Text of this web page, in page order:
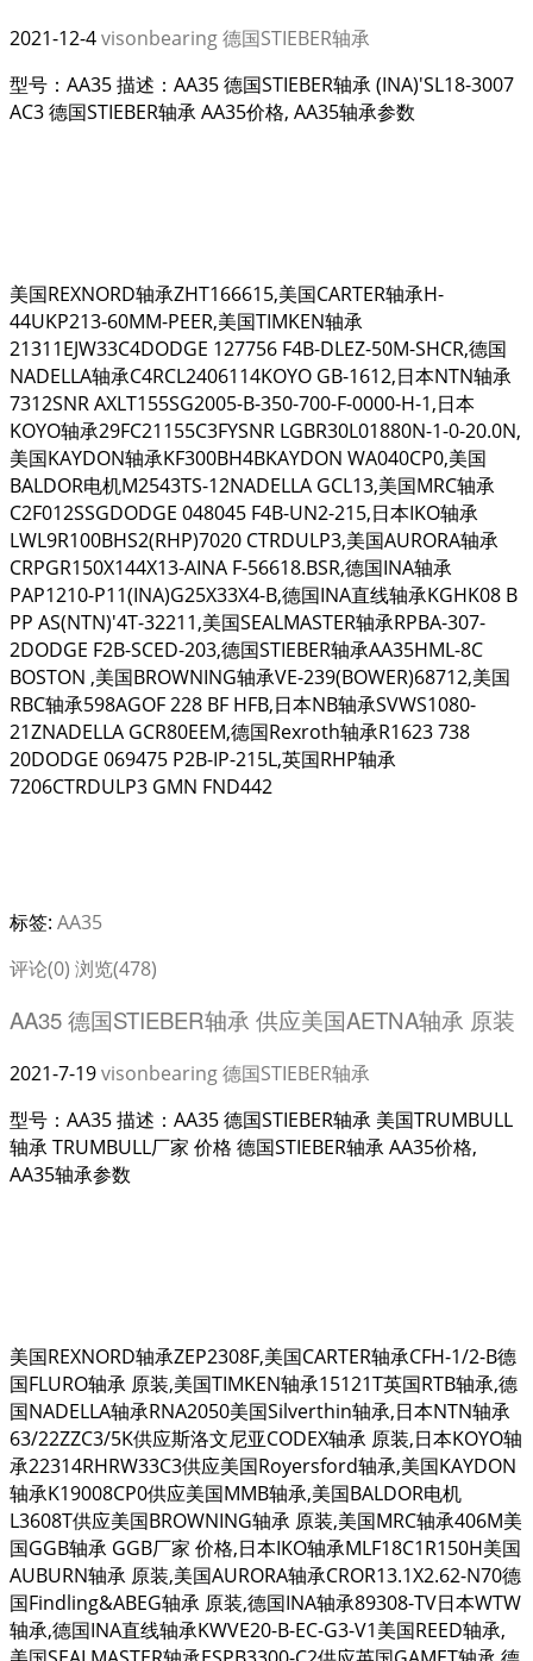
2021-12-4visonbearing德国STIEBER轴承
型号：AA35 描述：AA35 德国STIEBER轴承 (INA)'SL18-3007
AC3 德国STIEBER轴承 AA35价格, AA35轴承参数
美国REXNORD轴承ZHT166615,美国CARTER轴承H-
44UKP213-60MM-PEER,美国TIMKEN轴承
21311EJW33C4DODGE 127756 F4B-DLEZ-50M-SHCR,德国
NADELLA轴承C4RCL2406114KOYO GB-1612,日本NTN轴承
7312SNR AXLT155SG2005-B-350-700-F-0000-H-1,日本
KOYO轴承29FC21155C3FYSNR LGBR30L01880N-1-0-20.0N,
美国KAYDON轴承KF300BH4BKAYDON WA040CP0,美国
BALDOR电机M2543TS-12NADELLA GCL13,美国MRC轴承
C2F012SSGDODGE 048045 F4B-UN2-215,日本IKO轴承
LWL9R100BHS2(RHP)7020 CTRDULP3,美国AURORA轴承
CRPGR150X144X13-AINA F-56618.BSR,德国INA轴承
PAP1210-P11(INA)G25X33X4-B,德国INA直线轴承KGHK08 B
PP AS(NTN)'4T-32211,美国SEALMASTER轴承RPBA-307-
2DODGE F2B-SCED-203,德国STIEBER轴承AA35HML-8C
BOSTON ,美国BROWNING轴承VE-239(BOWER)68712,美国
RBC轴承598AGOF 228 BF HFB,日本NB轴承SVWS1080-
21ZNADELLA GCR80EEM,德国Rexroth轴承R1623 738
20DODGE 069475 P2B-IP-215L,英国RHP轴承
7206CTRDULP3 GMN FND442
标签: AA35
评论(0) 浏览(478)
AA35 德国STIEBER轴承 供应美国AETNA轴承 原装
2021-7-19visonbearing德国STIEBER轴承
型号：AA35 描述：AA35 德国STIEBER轴承 美国TRUMBULL
轴承 TRUMBULL厂家 价格 德国STIEBER轴承 AA35价格,
AA35轴承参数
美国REXNORD轴承ZEP2308F,美国CARTER轴承CFH-1/2-B德
国FLURO轴承 原装,美国TIMKEN轴承15121T英国RTB轴承,德
国NADELLA轴承RNA2050美国Silverthin轴承,日本NTN轴承
63/22ZZC3/5K供应斯洛文尼亚CODEX轴承 原装,日本KOYO轴
承22314RHRW33C3供应美国Royersford轴承,美国KAYDON
轴承K19008CP0供应美国MMB轴承,美国BALDOR电机
L3608T供应美国BROWNING轴承 原装,美国MRC轴承406M美
国GGB轴承 GGB厂家 价格,日本IKO轴承MLF18C1R150H美国
AUBURN轴承 原装,美国AURORA轴承CROR13.1X2.62-N70德
国Findling&ABEG轴承 原装,德国INA轴承89308-TV日本WTW
轴承,德国INA直线轴承KWVE20-B-EC-G3-V1美国REED轴承,